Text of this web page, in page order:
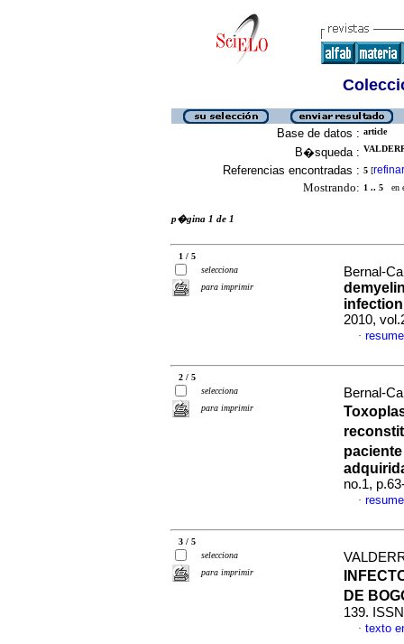
Base de datos : article
B�squeda :
Referencias encontradas : 5 [refinar
Mostrando: 1 .. 5 en
p�gina 1 de 1
1 / 5
selecciona
para imprimir
Bernal-
2010,
·
2 / 5
selecciona
para imprimir
Bernal-
no.1,
·
3 / 5
selecciona
para imprimir
DE
139.
· texto